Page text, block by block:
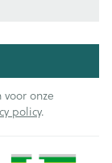
onze
policy.